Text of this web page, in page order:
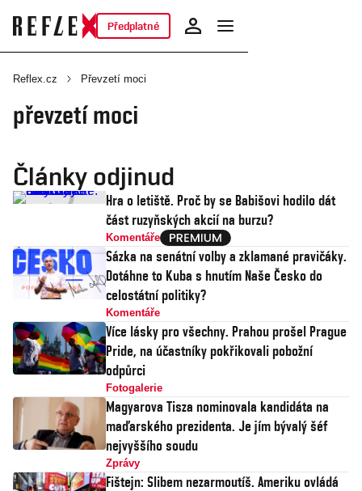
Předplatné
Reflex.cz Převzetí moci
převzetí moci
Články odjinud
Hra o letiště. Proč by se Babišovi hodilo dát
část ruzyňských akcií na burzu?
Komentáře
Sázka na senátní volby a zklamané pravičáky.
Dotáhne to Kuba s hnutím Naše Česko do
celostátní politiky?
Komentáře
Více lásky pro všechny. Prahou prošel Prague
Pride, na účastníky pokřikovali pobožní
odpůrci
Fotogalerie
Magyarova Tisza nominovala kandidáta na
maďarského prezidenta. Je jím bývalý šéf
nejvyššího soudu
Zprávy
Fištejn: Slibem nezarmoutíš. Ameriku ovládá